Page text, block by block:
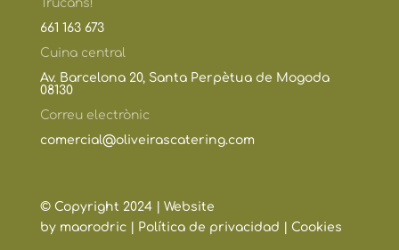
Truca'ns!
661 163 673
Cuina central
Av. Barcelona 20, Santa Perpètua de Mogoda
08130
Correu electrònic
comercial@oliveirascatering.com
© Copyright 2024 | Website
by maorodric | Política de privacidad | Cookies